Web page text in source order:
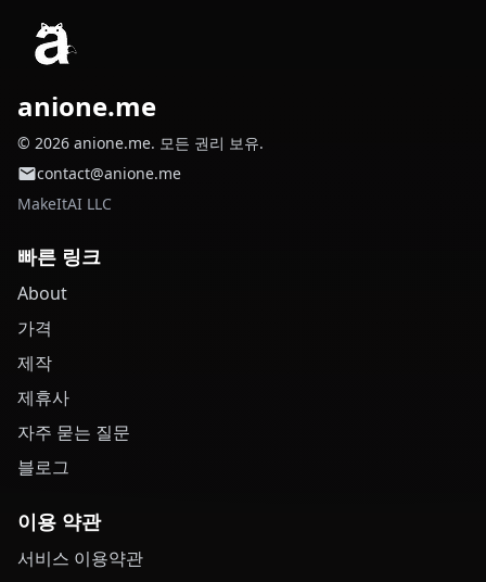
anione.me
© 2026 anione.me. 모든 권리 보유.
contact@anione.me
MakeItAI LLC
빠른 링크
About
가격
제작
제휴사
자주 묻는 질문
블로그
이용 약관
서비스 이용약관